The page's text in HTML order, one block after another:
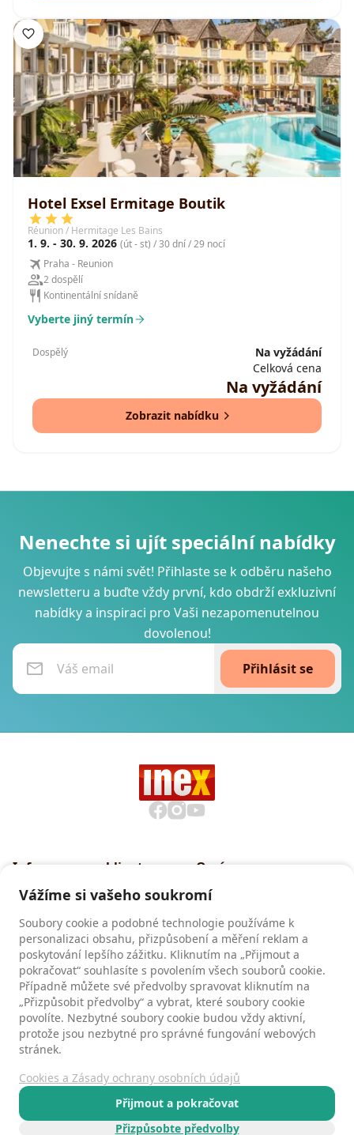
Hotel Exsel Ermitage Boutik
Réunion / Hermitage Les Bains
1. 9. - 30. 9. 2026 (út - st) / 30 dní / 29 nocí
Praha - Reunion
2 dospělí
Kontinentální snídaně
Vyberte jiný termín
Dospělý
Na vyžádání
Celková cena
Na vyžádání
Zobrazit nabídku
Nenechte si ujít speciální nabídky
Objevujte s námi svět! Přihlaste se k odběru našeho
newsletteru a buďte vždy první, kdo obdrží exkluzivní
nabídky a inspiraci pro Vaši nezapomenutelnou
dovolenou!
Přihlásit se
Informace pro klienty
podmínky CK INEX
Pojištění CK INEX
Zásady a informace o
zpracování osobních údajů
O nás
Recenze
Recenze našich klientů
© 1991 - 2026 CK INEX - exotické zájezdy na míru!
Kontakty
Všeobecné smluvní podmínky
Vážíme si vašeho soukromí
Soubory cookie a podobné technologie používáme k
personalizaci obsahu, přizpůsobení a měření reklam a
poskytování lepšího zážitku. Kliknutím na „Přijmout a
pokračovat“ souhlasíte s povolením všech souborů cookie.
Případně můžete své předvolby spravovat kliknutím na
„Přizpůsobit předvolby“ a vybrat, které soubory cookie
povolíte. Nezbytné soubory cookie budou vždy aktivní,
protože jsou nezbytné pro správné fungování webových
stránek.
Cookies a Zásady ochrany osobních údajů
Přizpůsobte předvolby
Přijmout a pokračovat